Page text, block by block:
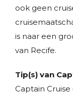
ook geen
is naar een
van Recife.
Tip(s) van
Captain